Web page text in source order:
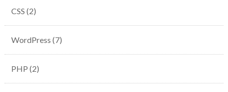
CSS (2)
WordPress (7)
PHP (2)